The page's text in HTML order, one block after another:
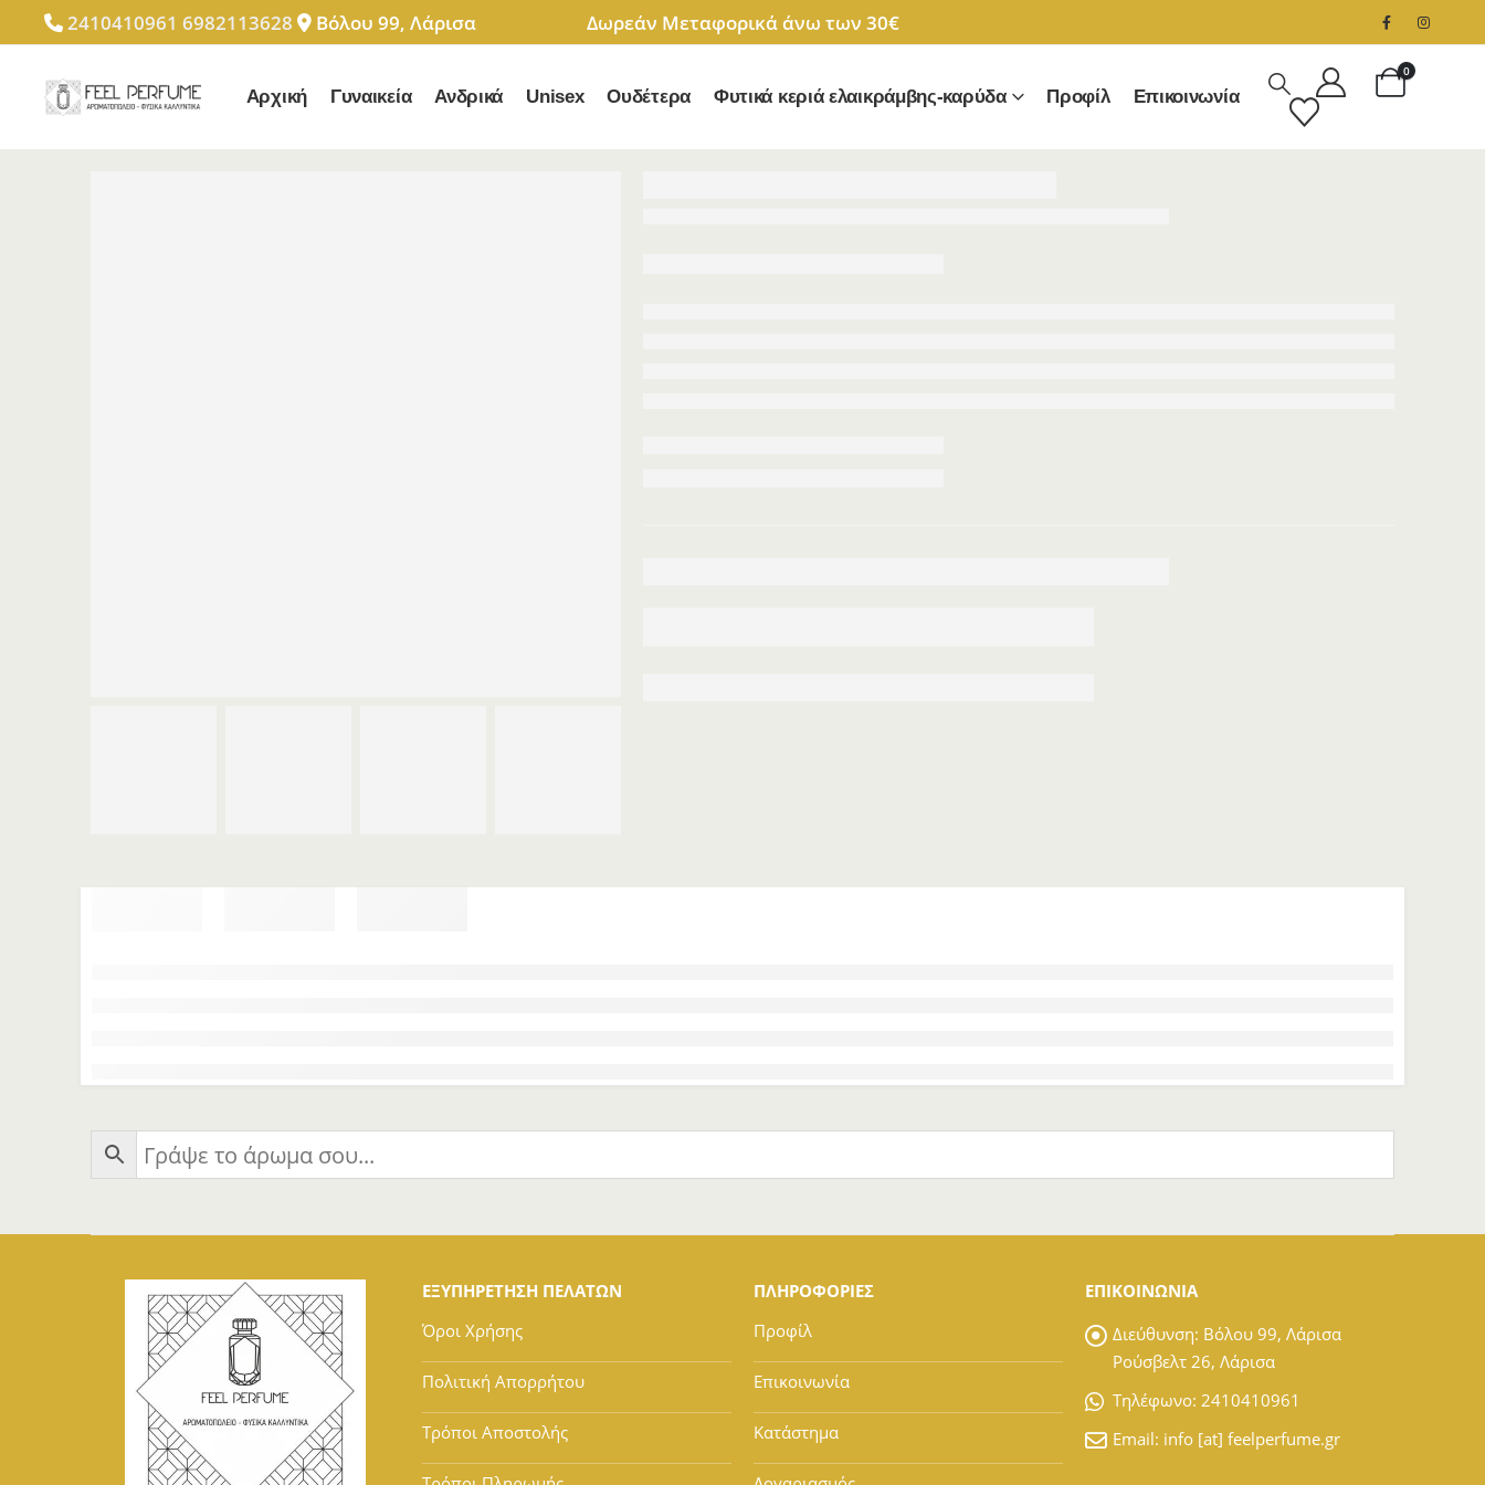
24104109616982113628 Βόλου 99, Λάρισα Δωρεάν Μεταφορικά άνω των 30€
Αρχική Γυναικεία Ανδρικά Unisex Ουδέτερα Φυτικά κεριά ελαικράμβης-καρύδα Προφίλ Επικοινωνία
0
ΕΞΥΠΗΡΕΤΗΣΗ ΠΕΛΑΤΩΝ
Όροι Χρήσης
Πολιτική Απορρήτου
Τρόποι Αποστολής
ΠΛΗΡΟΦΟΡΙΕΣ
Προφίλ
Επικοινωνία
Κατάστημα
ΕΠΙΚΟΙΝΩΝΙΑ
Διεύθυνση: Βόλου 99, Λάρισα
Ρούσβελτ 26, Λάρισα
Tηλέφωνο: 2410410961
Email: info [at] feelperfume.gr